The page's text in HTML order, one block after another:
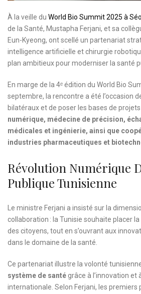
À la veille du World Bio Summit 2025 à
de la Santé, Mustapha Ferjani, et sa
Eun-Kyeong, ont scellé un partenariat
intelligence artificielle et chirurgie
plan ambitieux pour moderniser la santé
En marge de la 4ᵉ édition du World Bio
septembre, la rencontre a été l’occasion
bilatéraux et de poser les bases de
numérique, médecine de précision,
médicales et ingénierie, ainsi que
industries pharmaceutiques et
Révolution Numérique
Publique Tunisienne
Le ministre Ferjani a insisté sur la
collaboration : la Tunisie souhaite placer
des citoyens, tout en s’ouvrant aux
dans le domaine de la santé.
Ce partenariat illustre la volonté
système de santé grâce à l’innovation et
internationale. Selon Ferjani, les premiers